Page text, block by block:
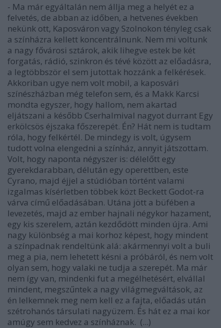
- Ma már egyáltalán nem állja meg a helyét ez a
felvetés, de abban az időben, a hetvenes években
nekünk ott, Kaposváron vagy Szolnokon tényleg csak
a színházra kellett koncentrálnunk. Nem mi voltunk
a nagy fővárosi sztárok, akik lihegve estek be két
forgatás, rádió, szinkron és tévé között az előadásra,
a legtöbbször el sem jutottak hozzánk a felkérések.
Akkoriban ugye nem volt mobil, a kaposvári
színészházban még telefon sem, és a Makk Karcsi
mondta egyszer, hogy hallom, nem akartad
eljátszani a később Cserhalmival nagyot durrant Egy
erkölcsös éjszaka főszerepét. Én? Hát nem is tudtam
róla, hogy felkértél. De mindegy is volt, úgysem
tudott volna elengedni a színház, annyit játszottam.
Volt, hogy naponta négyszer is: délelőtt egy
gyerekdarabban, délután egy operettben, este
Cyrano, majd éjjel a stúdióban történt valami
izgalmas kísérletben többek közt Beckett Godot-ra
várva című előadásában. Utána jött a büfében a
levezetés, majd az ember hajnali négykor hazament,
egy kis szerelem, aztán kezdődött minden újra. Ami
nagy különbség a mai korhoz képest, hogy mindent
a színpadnak rendeltünk alá: akármennyi volt a buli
meg a pia, nem lehetett késni a próbáról, és nem volt
olyan sem, hogy valaki ne tudja a szerepét. Ma már
nem így van, mindenki fut a megélhetésért, elvállal
mindent, megszűntek a nagy világmegváltások, az
én lelkemnek meg nem kell ez a fajta, előadás után
szétrohanós társulati nagyüzem. És hát ez a mai kor
amúgy sem kedvez a színháznak. (...)